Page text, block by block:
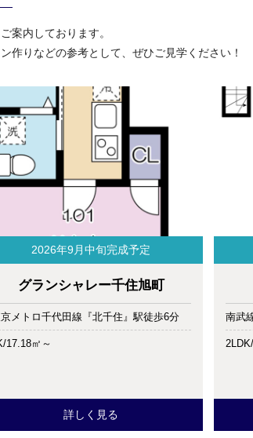
案内しております。
作りなどの参考として、ぜひご見学ください！
2026年9月中旬完成予定
グランシャレー千住旭町
メトロ千代田線『北千住』駅徒歩6分
17.18㎡～
詳しく見る
南武